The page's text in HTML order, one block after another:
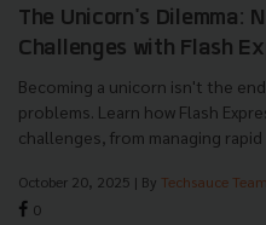
The Unicorn's Dilemma:
Challenges with Flash
Becoming a unicorn isn't the
problems. Learn how Flash
challenges, from managing rapid
October 20, 2025 | By Techsauce Team
0